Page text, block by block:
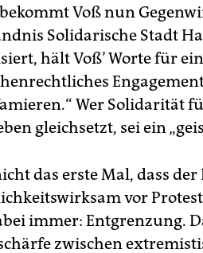
Voß nun
Solidarische Stadt
hält Voß’ Worte für
Wer Solidarität
gleichsetzt, sei ein
das erste Mal, dass
vor
immer: Entgrenzung.
zwischen